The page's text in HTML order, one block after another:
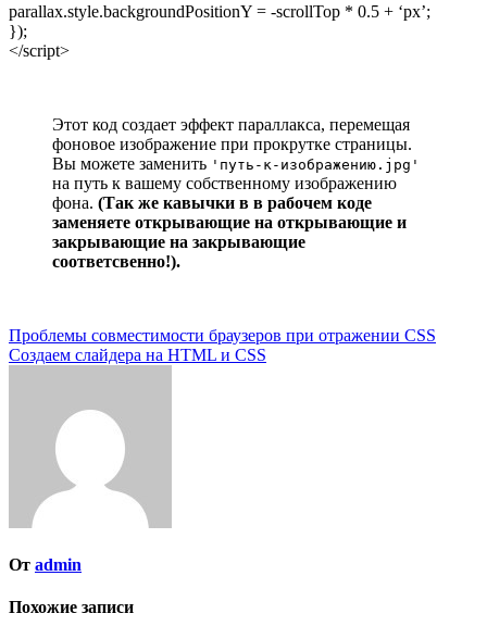
parallax.style.backgroundPositionY = -scrollTop * 0.5 + ‘px’;
});
</script>
Этот код создает эффект параллакса, перемещая
фоновое изображение при прокрутке страницы.
Вы можете заменить 'путь-к-изображению.jpg'
на путь к вашему собственному изображению
фона. (Так же кавычки в в рабочем коде
заменяете открывающие на открывающие и
закрывающие на закрывающие
соответсвенно!).
Навигация
по
Проблемы совместимости браузеров при отражении CSS
Создаем слайдера на HTML и CSS
От admin
Похожие записи